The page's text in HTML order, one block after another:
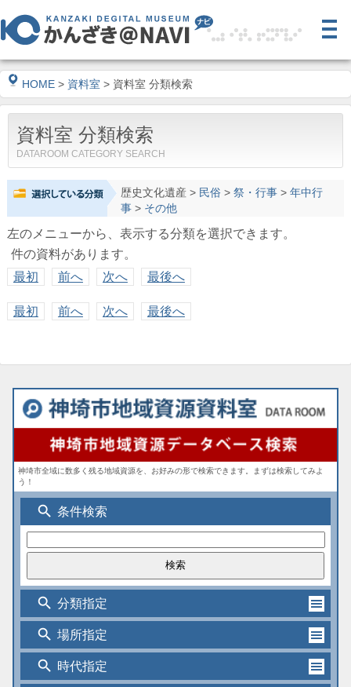
HOME > 資料室 > 資料室 分類検索
資料室 分類検索
DATAROOM CATEGORY SEARCH
歴史文化遺産> 民俗> 祭・行事> 年中行
事> その他
左のメニューから、表示する分類を選択できます。
件の資料があります。
最初
前へ 次へ 最後へ
最初 前へ 次へ 最後へ
神埼市全域に数多く残る地域資源を、お好みの形で検索できます。まずは検索してみよ
う！
search 条件検索
search 分類指定
search 場所指定
search 時代指定